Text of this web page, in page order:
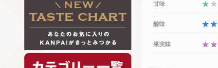
甘味
酸味
果実味